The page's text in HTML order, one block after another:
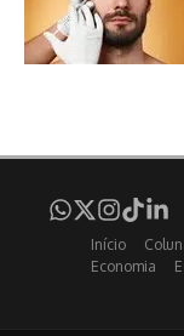
Início
Economia